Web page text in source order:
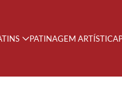
PATINAGEM ARTÍSTICA